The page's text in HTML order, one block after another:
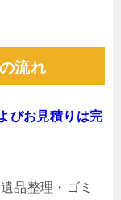
流れ
びお見積りは完
品整理・ゴミ